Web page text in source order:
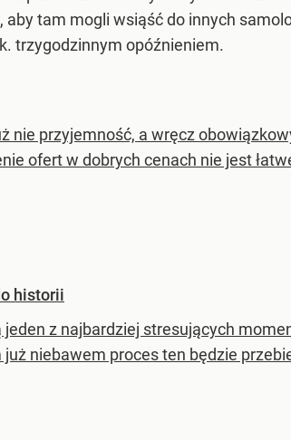
tam mogli wsiąść do innych
trzygodzinnym opóźnieniem.
nie przyjemność, a wręcz
ofert w dobrych cenach nie jest
historii
z najbardziej stresujących
niebawem proces ten będzie